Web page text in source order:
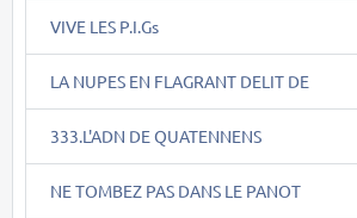
VIVE LES P.I.Gs
LA NUPES EN FLAGRANT DELIT DE
333.L'ADN DE QUATENNENS
NE TOMBEZ PAS DANS LE PANOT